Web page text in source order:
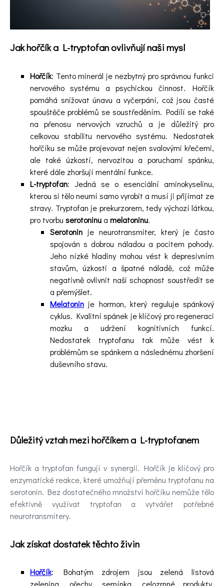
Jak hořčík a L-tryptofan ovlivňují naši mysl
Hořčík: Tento minerál je nezbytný pro správnou funkci
nervového systému a psychickou činnost. Hořčík
pomáhá snižovat únavu a vyčerpání, což jsou časté
spouštěče problémů se soustředěním. Podílí se také
na přenosu nervových vzruchů a je důležitý pro
celkovou stabilitu nervového systému. Nedostatek
hořčíku se může projevovat nejen svalovými křečemi,
ale také úzkostí, nervozitou a poruchami spánku,
které dále zhoršují mentální funkce.
L-tryptofan: Jedná se o esenciální aminokyselinu,
kterou si tělo neumí samo vyrobit a musí ji přijímat ze
stravy. Tryptofan je prekurzorem, tedy výchozí látkou,
pro tvorbu serotoninu a melatoninu.
Serotonin je neurotransmiter, který je často
spojován s dobrou náladou a pocitem pohody.
Jeho nízké hladiny mohou vést k depresivním
stavům, úzkosti a špatné náladě, což může
negativně ovlivnit naši schopnost soustředit se
a přemýšlet.
Melatonin je hormon, který reguluje spánkový
cyklus. Kvalitní spánek je klíčový pro regeneraci
mozku a udržení kognitivních funkcí.
Nedostatek tryptofanu tak může vést k
problémům se spánkem a následnému zhoršení
duševního stavu.
Důležitý vztah mezi hořčíkem a L-tryptofanem
Hořčík a tryptofan fungují v synergii. Hořčík je klíčový pro
enzymatické reakce, které umožňují přeměnu tryptofanu na
serotonin. Bez dostatečného množství hořčíku nemůže tělo
efektivně využívat tryptofan a vytvářet potřebné
neurotransmitery.
Jak získat dostatek těchto živin
Hořčík: Bohatým zdrojem jsou zelená listová
zelenina, ořechy, semínka, celozrnné produkty,